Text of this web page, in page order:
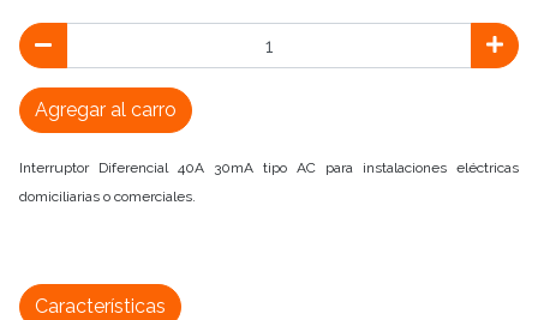
Agregar al carro
Interruptor Diferencial 40A 30mA tipo AC para instalaciones eléctricas
domiciliarias o comerciales.
Características